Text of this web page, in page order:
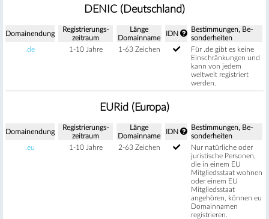
DENIC (Deutschland)
Domain­endung
Regis­trierungs­
zeitraum
Länge
Domain­name
IDN
Be­stimm­ungen, Be­
sonder­heiten
.de
1-10 Jahre 1-63 Zeichen
Für .de gibt es keine
Einschränkungen und
kann von jedem
weltweit registriert
werden.
EURid (Europa)
Domain­endung
Regis­trierungs­
zeitraum
Länge
Domain­name
IDN
Be­stimm­ungen, Be­
sonder­heiten
.eu
1-10 Jahre 2-63 Zeichen
Nur natürliche oder
juristische Personen,
die in einem EU
Mitgliedsstaat wohnen
oder einem EU
Mitgliedsstaat
angehören, können eu
Domainnamen
registrieren.